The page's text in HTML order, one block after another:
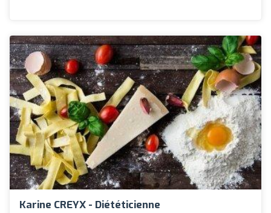
Karine CREYX - Diététicienne